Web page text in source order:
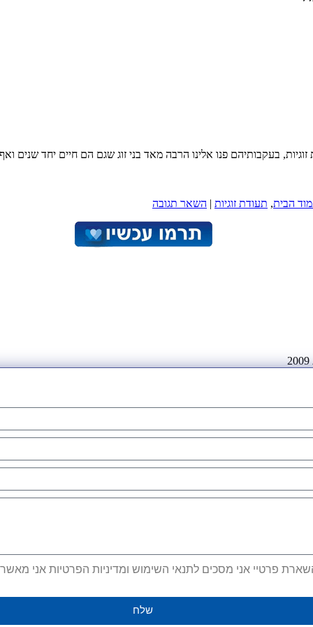
בעקבותיהם פנו אלינו הרבה מאד בני זוג שגם הם חיים יחד
הבית, תעודת זוגיות | השאר תגובה
פרטיי אני מסכים לתנאי השימוש ומדיניות הפרטיות אני מאשר
שלח